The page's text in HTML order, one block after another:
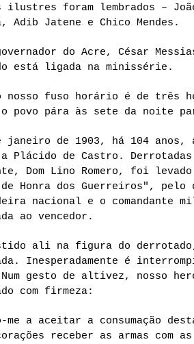
ilustres foram lembrados –
Adib Jatene e Chico Mendes.
do Acre, César
está ligada na minissérie.
nosso fuso horário é de três
o povo pára às sete da noite
janeiro de 1903, há 104
a Plácido de Castro.
Dom Lino Romero, foi
de Honra dos Guerreiros", pelo
nacional e o comandante
ao vencedor.
ali na figura do derrotado,
Inesperadamente é
gesto de altivez, nosso
com firmeza:
me a aceitar a consumação
receber as armas com